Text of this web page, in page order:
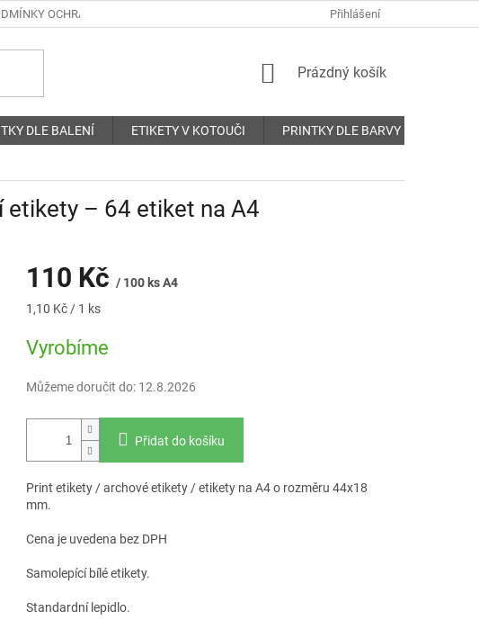
OCHRANY OSOBNÍCH ÚDAJŮ REKLAMAČNÍ ŘÁD KONTAKTY
Přihlášení
NÁKUPNÍ
Prázdný košík
DLE BALENÍ ETIKETY V KOTOUČI PRINTKY DLE BARVY
– 64 etiket na A4
110 Kč / 100 ks A4
Měrná
1,10 Kč / 1 ks
Vyrobíme
Můžeme doručit do: 12.8.2026
Přidat do košíku
Print etikety / archové etikety / etikety na A4 o rozměru 44x18
mm.
Cena je uvedena bez DPH
Samolepící bílé etikety.
Standardní lepidlo.